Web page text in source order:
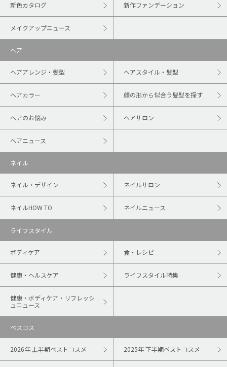
新色カタログ 新作ファンデーション
メイクアップニュース
ヘア
ヘアアレンジ・髪型 ヘアスタイル・髪型
ヘアカラー 顔の形から似合う髪型を探す
ヘアのお悩み ヘアサロン
ヘアニュース
ネイル
ネイル・デザイン ネイルサロン
ネイルHOW TO ネイルニュース
ライフスタイル
ボディケア 食・レシピ
健康・ヘルスケア ライフスタイル特集
健康・ボディケア・リフレッシ
ュニュース
ベスコス
2026年 上半期ベストコスメ 2025年 下半期ベストコスメ